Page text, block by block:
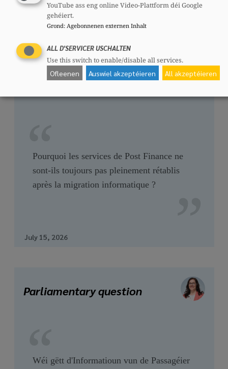
Pourquoi les services de Post Finance ne
sont-ils toujours pas pleinement rétablis
après la migration informatique ?
July 15, 2026
Parliamentary question
Wéi gëtt d'Informatioun vun de Passagéier
YouTube ass eng online Video-Plattform déi Google
gehéiert.
Grond: Agebonnenen externen Inhalt
ALL D'SERVICER USCHALTEN
Use this switch to enable/disable all services.
Ofleenen Auswiel akzeptéieren All akzeptéieren